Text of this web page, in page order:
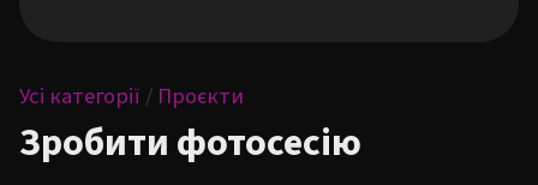
Усі категорії / Проєкти
Зробити фотосесію